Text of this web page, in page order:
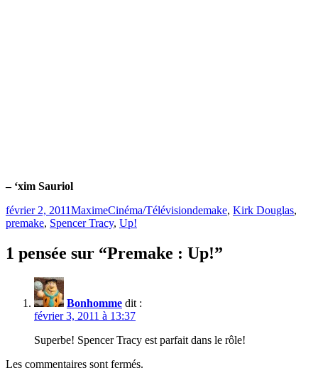
– ‘xim Sauriol
Publié
le
février 2, 2011MaximeCatégories
Cinéma/TélévisionÉtiquettes
demake, Kirk Douglas,
premake, Spencer Tracy, Up!
1 pensée sur “Premake : Up!”
Bonhomme dit :
février 3, 2011 à 13:37
Superbe! Spencer Tracy est parfait dans le rôle!
Les commentaires sont fermés.